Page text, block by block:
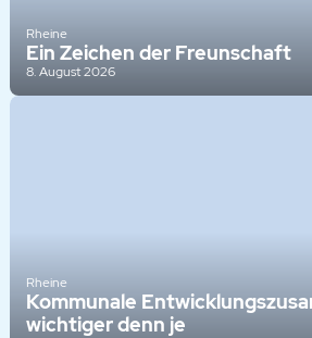
Rheine
Ein Zeichen der Freunschaft
8. August 2026
Rheine
Kommunale
wichtiger denn je